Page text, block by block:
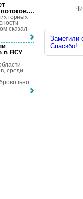
Заметили
Спасибо!
.
горных
сказал
в ВСУ
среди